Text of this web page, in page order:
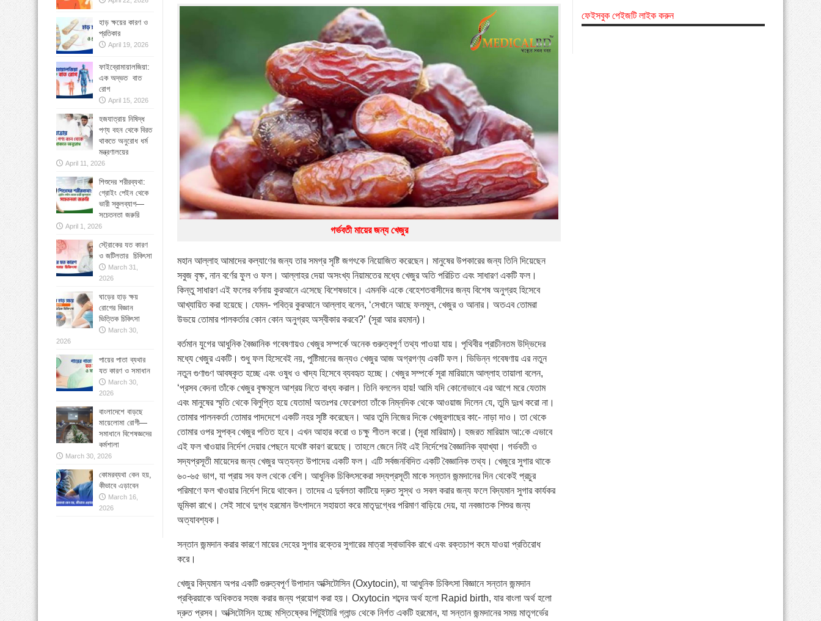
»বাংলাদেশে বাড়ছে মায়েলোমা রোগী—সমাধানে বিশেষজ্ঞদের কর্মশালা
»কোমরব্যথা কেন হয়, কীভাবে এড়াবেন
গর্ভবতী মায়ের জন্য খেজুর
মহান আল্লাহ আমাদের কল্যাণের জন্য তার সমগ্র সৃষ্টি জগৎকে নিয়োজিত করেছেন। মানুষের উপকারের জন্য তিনি দিয়েছেন
সবুজ বৃক্ষ, নান বর্ণের ফুল ও ফল। আল্লাহর দেয়া অসংখ্য নিয়ামতের মধ্যে খেজুর অতি পরিচিত এবং সাধারণ একটি ফল।
কিন্তু সাধারণ এই ফলের বর্ণনায় কুরআনে এসেছে বিশেষভাবে। এমনকি একে বেহেশতবাসীদের জন্য বিশেষ অনুগ্রহ হিসেবে
আখ্যায়িত করা হয়েছে। যেমন- পবিত্র কুরআনে আল্লাহ বলেন, ‘সেখানে আছে ফলমূল, খেজুর ও আনার। অতএব তোমরা
উভয়ে তোমার পালকর্তার কোন কোন অনুগ্রহ অস্বীকার করবে?’ (সূরা আর রহমান)।
বর্তমান যুগের আধুনিক বৈজ্ঞানিক গবেষণায়ও খেজুর সম্পর্কে অনেক গুরুত্বপূর্ণ তথ্য পাওয়া যায়। পৃথিবীর প্রাচীনতম উদ্ভিদের
মধ্যে খেজুর একটি। শুধু ফল হিসেবেই নয়, পুষ্টিমানের জন্যও খেজুর আজ অগ্রগণ্য একটি ফল। ভিভিন্ন গবেষণায় এর নতুন
নতুন গুণাগুণ আবষ্কৃত হচ্ছে এবং ওষুধ ও খাদ্য হিসেবে ব্যবহৃত হচ্ছে। খেজুর সম্পর্কে সূরা মারিয়ামে আল্লাহ তায়ালা বলেন,
‘প্রসব বেদনা তাঁকে খেজুর বৃক্ষমূলে আশ্রয় নিতে বাধ্য করাল। তিনি বললেন হায়! আমি যদি কোনোভাবে এর আগে মরে যেতাম
এবং মানুষের স্মৃতি থেকে বিলুপ্তি হয়ে যেতাম! অতঃপর ফেরেশতা তাঁকে নিম্নদিক থেকে আওয়াজ দিলেন যে, তুমি দুঃখ করো না।
তোমার পালনকর্তা তোমার পাদদেশে একটি নহর সৃষ্টি করেছেন। আর তুমি নিজের দিকে খেজুরগাছের কা-ে নাড়া দাও। তা থেকে
তোমার ওপর সুপক্ব খেজুর পতিত হবে। এখন আহার করো ও চক্ষু শীতল করো। (সূরা মারিয়াম)। হজরত মারিয়াম আ:কে এভাবে
এই ফল খাওয়ার নির্দেশ দেয়ার পেছনে যথেষ্ট কারণ রয়েছে। তাহলে জেনে নিই এই নির্দেশের বৈজ্ঞানিক ব্যাখ্যা। গর্ভবতী ও
সদ্যপ্রসূতী মায়েদের জন্য খেজুর অত্যন্ত উপাদেয় একটি ফল। এটি সর্বজনবিদিত একটি বৈজ্ঞানিক তথ্য। খেজুরে সুগার থাকে
৬০-৬৫ ভাগ, যা প্রায় সব ফল থেকে বেশি। আধুনিক চিকিৎসকেরা সদ্যপ্রসূতী মাকে সন্তান জন্মদানের দিন থেকেই প্রচুর
পরিমাণে ফল খাওয়ার নির্দেশ দিয়ে থাকেন। তাদের এ দুর্বলতা কাটিয়ে দ্রুত সুস্থ ও সবল করার জন্য ফলে বিদ্যমান সুগার কার্যকর
ভূমিকা রাখে। সেই সাথে দুগ্ধ হরমোন উৎপাদনে সহায়তা করে মাতৃদুগ্ধের পরিমাণ বাড়িয়ে দেয়, যা নবজাতক শিশুর জন্য
অত্যাবশ্যক।
সন্তান জন্মদান করার কারণে মায়ের দেহের সুগার রক্তের সুগারের মাত্রা স্বাভাবিক রাখে এবং রক্তচাপ কমে যাওয়া প্রতিরোধ
করে।
খেজুর বিদ্যমান অপর একটি গুরুত্বপূর্ণ উপাদান অক্সিটোসিন (Oxytocin), যা আধুনিক চিকিৎসা বিজ্ঞানে সন্তান জন্মদান
প্রক্রিয়াকে অধিকতর সহজ করার জন্য প্রয়োগ করা হয়। Oxytocin শব্দের অর্থ হলো Rapid birth, যার বাংলা অর্থ হলো
দ্রুত প্রসব। অক্সিটোসিন হচ্ছে মস্তিষ্কের পিটুইটারি গ্লান্ড থেকে নির্গত একটি হরমোন, যা সন্তান জন্মদানের সময় মাতৃগর্ভের
হাড় ক্ষয়ের কারণ ও
প্রতিকার
April 19, 2026
ফাইব্রোমায়ালজিয়া:
এক অদ্ভত বাত
রোগ
April 15, 2026
হজযাত্রায় নিষিদ্ধ
পণ্য বহন থেকে বিরত
থাকতে অনুরোধ ধর্ম
মন্ত্রণালয়ের
April 11, 2026
শিশুদের শরীরব্যথা:
গ্রোইং পেইন থেকে
ভারী স্কুলব্যাগ—
সচেতনতা জরুরি
April 1, 2026
স্ট্রোকের যত কারণ
ও জটিলতার চিকিৎসা
March 31,
2026
ঘাড়ের হাড় ক্ষয়
রোগের বিজ্ঞান
ভিত্তিক চিকিৎসা
March 30,
2026
পায়ের পাতা ব্যথার
যত কারণ ও সমাধান
March 30,
2026
বাংলাদেশে বাড়ছে
মায়েলোমা রোগী—
সমাধানে বিশেষজ্ঞদের
কর্মশালা
March 30, 2026
কোমরব্যথা কেন হয়,
কীভাবে এড়াবেন
March 16,
2026
ফেইসবুক পেইজটি লাইক করুন